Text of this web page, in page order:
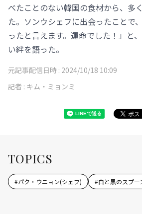
べたことのない韓国の食材から、多
た。ソンウシェフに出会ったことで
ったと言えます。運命でした！」と
い絆を語った。
元記事配信日時 : 2024/10/18 10:09
記者 : キム・ミョンミ
TOPICS
#パク・ウニョン(シェフ) #白と黒のスプー